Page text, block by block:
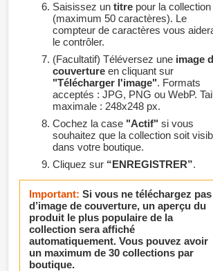
Saisissez un titre pour la collection
(maximum 50 caractères). Le
compteur de caractères vous
le contrôler.
(Facultatif) Téléversez une image
couverture en cliquant sur
"Télécharger l'image". Formats
acceptés : JPG, PNG ou WebP.
maximale : 248x248 px.
Cochez la case "Actif" si vous
souhaitez que la collection soit
dans votre boutique.
Cliquez sur “ENREGISTRER”.
Important:Si vous ne téléchargez pas
d’image de couverture, un aperçu du
produit le plus populaire de la
collection sera affiché
automatiquement. Vous pouvez avoir
un maximum de 30 collections par
boutique.